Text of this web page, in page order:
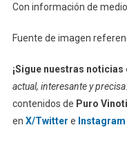
Con información de
Fuente de imagen
¡Sigue nuestras noticias
actual, interesante y precisa
contenidos de Puro
en X/Twitter e Instagram